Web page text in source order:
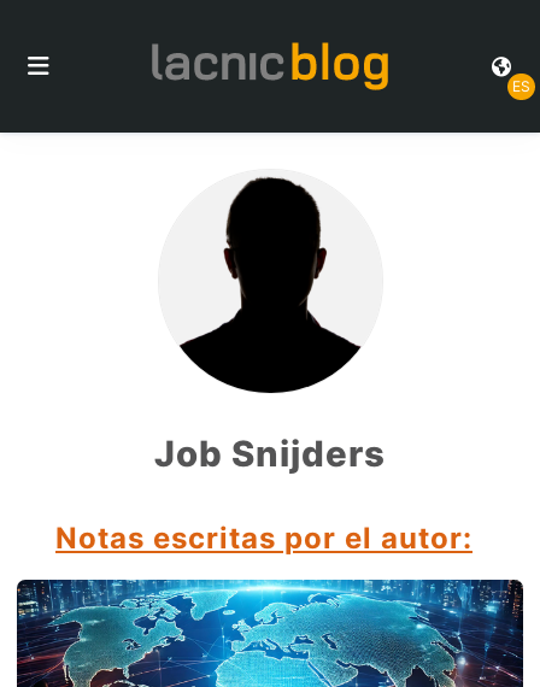
ES
Job Snijders
Notas escritas por el autor: